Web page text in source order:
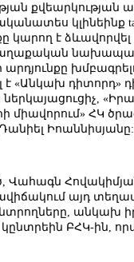
քվեարկության
կլինեինք
կարող է ձևավորվել
է «Անկախ դիտորդ»
միավորում» ՀԿ
Իոաննիսյանը:
այդ
անկախ
ԲՀԿ-ին,